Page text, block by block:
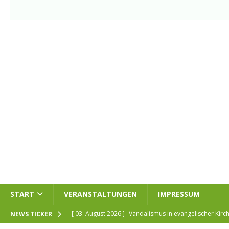
START VERANSTALTUNGEN IMPRESSUM
NEWS TICKER [ 30. Juli 2026 ] Offizieller Spatenstich für Glasfaser-